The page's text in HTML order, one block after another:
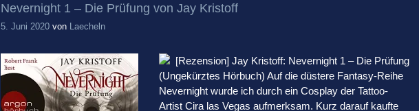
Nevernight 1 – Die Prüfung von Jay Kristoff
5. Juni 2020 von Laecheln
[Rezension] Jay Kristoff: Nevernight 1 – Die Prüfung
(Ungekürztes Hörbuch) Auf die düstere Fantasy-Reihe
Nevernight wurde ich durch ein Cosplay der Tattoo-
Artist Cira las Vegas aufmerksam. Kurz darauf kaufte